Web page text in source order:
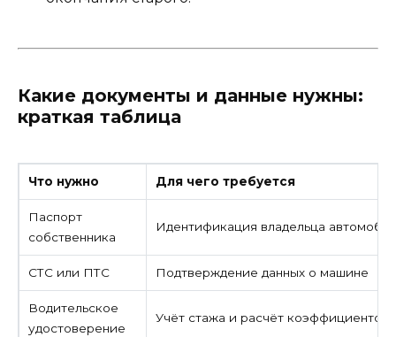
Какие документы и данные нужны:
краткая таблица
Что нужно Для чего требуется
Паспорт
собственника
Идентификация владельца
СТС или ПТС Подтверждение данных о машине
Водительское
удостоверение
Учёт стажа и расчёт коэффициентов